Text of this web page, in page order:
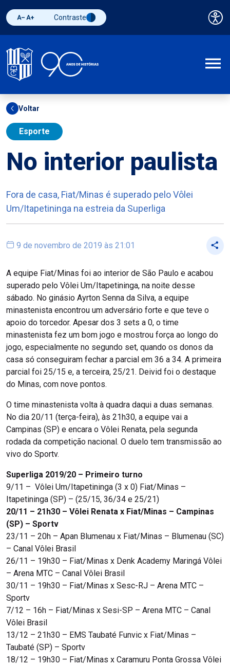
Diminuir fonte
Aumentar fonteAlternar contraste
Contraste
Voltar
Esporte
No interior paulista
Fora de casa, Fiat/Minas é superado pelo Vôlei
Um/Itapetininga na estreia da Superliga
9 de novembro de 2019 às 21:01
A equipe Fiat/Minas foi ao interior de São Paulo e acabou
superado pelo Vôlei Um/Itapetininga, na noite desse
sábado. No ginásio Ayrton Senna da Silva, a equipe
minastenista encontrou um adversário forte e que teve o
apoio do torcedor. Apesar dos 3 sets a 0, o time
minastenista fez um bom jogo e mostrou força ao longo do
jogo, especialmente no segundo set, quando os donos da
casa só conseguiram fechar a parcial em 36 a 34. A primeira
parcial foi 25/15 e, a terceira, 25/21. Deivid foi o destaque
do Minas, com nove pontos.
O time minastenista volta à quadra daqui a duas semanas.
No dia 20/11 (terça-feira), às 21h30, a equipe vai a
Campinas (SP) e encara o Vôlei Renata, pela segunda
rodada da competição nacional. O duelo tem transmissão ao
vivo do Sportv.
Superliga 2019/20 – Primeiro turno
9/11 – Vôlei Um/Itapetininga (3 x 0) Fiat/Minas –
Itapetininga (SP) – (25/15, 36/34 e 25/21)
20/11 – 21h30 – Vôlei Renata x Fiat/Minas – Campinas
(SP) – Sportv
23/11 – 20h – Apan Blumenau x Fiat/Minas – Blumenau (SC)
– Canal Vôlei Brasil
26/11 – 19h30 – Fiat/Minas x Denk Academy Maringá Vôlei
– Arena MTC – Canal Vôlei Brasil
30/11 – 19h30 – Fiat/Minas x Sesc-RJ – Arena MTC –
Sportv
7/12 – 16h – Fiat/Minas x Sesi-SP – Arena MTC – Canal
Vôlei Brasil
13/12 – 21h30 – EMS Taubaté Funvic x Fiat/Minas –
Taubaté (SP) – Sportv
18/12 – 19h30 – Fiat/Minas x Caramuru Ponta Grossa Vôlei